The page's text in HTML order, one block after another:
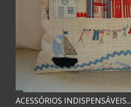
ACESSÓRIOS INDISPENSÁVEIS...